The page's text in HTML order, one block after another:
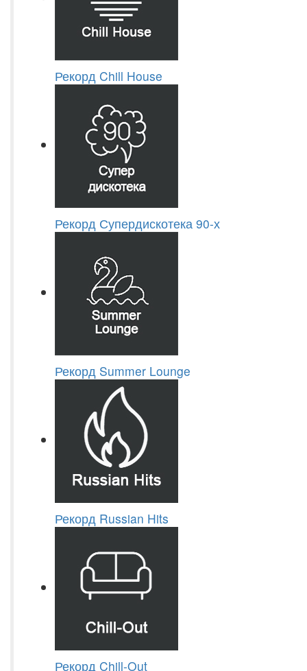
Рекорд Chill House
Рекорд Супердискотека 90-х
Рекорд Summer Lounge
Рекорд Russian Hits
Рекорд Chill-Out